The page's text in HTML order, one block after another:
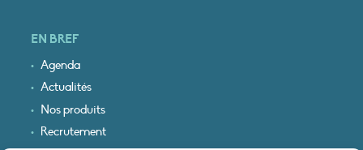
EN BREF
Agenda
Actualités
Nos produits
Recrutement